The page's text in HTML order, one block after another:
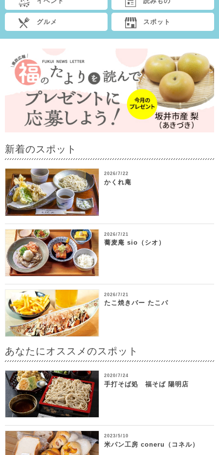
グルメ スポット
新着のスポット
2026/7/22
かくれ庵
2026/7/21
蕎麦庵 sio（シオ）
2026/7/21
たこ焼きバー たこパ
あなたにオススメのスポット
2020/7/24
手打そば処 福そば 陽明店
2023/5/10
米パン工房 coneru（コネル）